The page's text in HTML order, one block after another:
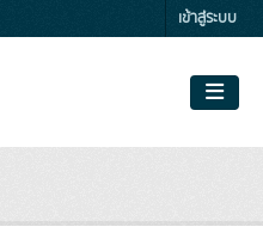
เข้าสู่ระบบ